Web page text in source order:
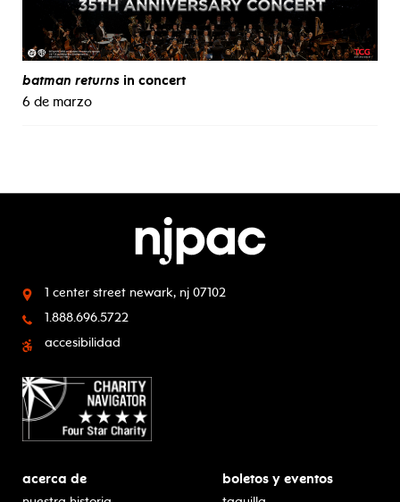
batman returns in concert
6 de marzo
1 center street newark, nj 07102
1.888.696.5722
accesibilidad
acerca de boletos y eventos